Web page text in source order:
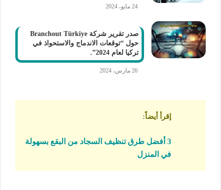
24 مايو، 2024
صدر تقرير شركة Branchout Türkiye
حول “توقعات الاندماج والاستحواذ في
تركيا لعام 2024”.
26 مارس، 2024
إقرأ أيضاً:
3 أفضل طرق تنظيف السجاد من البقع بسهولة
في المنزل